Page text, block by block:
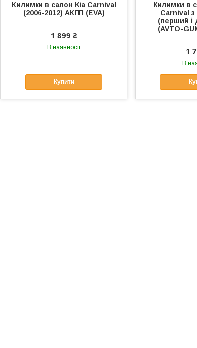
Килимки в салон Kia Carnival
(2006-2012) АКПП (EVA)
1 899 ₴
В наявності
Купити
Килимки в
Carnival з
(перший і
(AVTO-
1
В